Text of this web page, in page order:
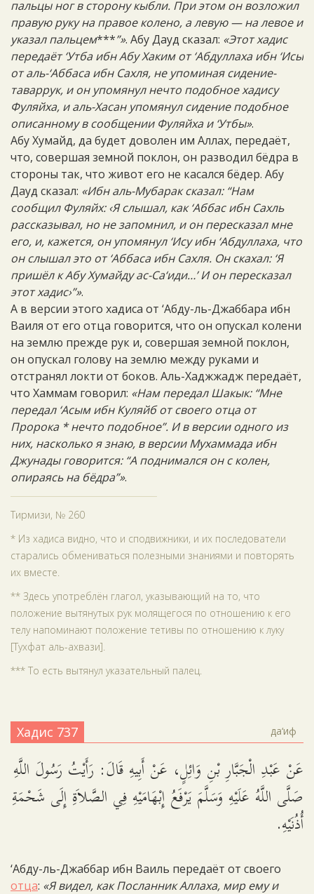
пальцы ног в сторону кыбли. При этом он возложил
правую руку на правое колено, а левую — на левое и
указал пальцем***”». Абу Дауд сказал: «Этот хадис
передаёт ‘Утба ибн Абу Хаким от ‘Абдуллаха ибн ‘Исы
от аль-‘Аббаса ибн Сахля, не упоминая сидение-
таваррук, и он упомянул нечто подобное хадису
Фуляйха, и аль-Хасан упомянул сидение подобное
описанному в сообщении Фуляйха и ‘Утбы».
Абу Хумайд, да будет доволен им Аллах, передаёт,
что, совершая земной поклон, он разводил бёдра в
стороны так, что живот его не касался бёдер. Абу
Дауд сказал: «Ибн аль-Мубарак сказал: “Нам
сообщил Фуляйх: ‹Я слышал, как ‘Аббас ибн Сахль
рассказывал, но не запомнил, и он пересказал мне
его, и, кажется, он упомянул ‘Ису ибн ‘Абдуллаха, что
он слышал это от ‘Аббаса ибн Сахля. Он скахал: ‘Я
пришёл к Абу Хумайду ас-Са‘иди…’ И он пересказал
этот хадис›”».
А в версии этого хадиса от ‘Абду-ль-Джаббара ибн
Ваиля от его отца говорится, что он опускал колени
на землю прежде рук и, совершая земной поклон,
он опускал голову на землю между руками и
отстранял локти от боков. Аль-Хаджжадж передаёт,
что Хаммам говорил: «Нам передал Шакык: “Мне
передал ‘Асым ибн Куляйб от своего отца от
Пророка * нечто подобное”. И в версии одного из
них, насколько я знаю, в версии Мухаммада ибн
Джунады говорится: “А поднимался он с колен,
опираясь на бёдра”».
Тирмизи, № 260
* Из хадиса видно, что и сподвижники, и их последователи
старались обмениваться полезными знаниями и повторять
их вместе.
** Здесь употреблён глагол, указывающий на то, что
положение вытянутых рук молящегося по отношению к его
телу напоминают положение тетивы по отношению к луку
[Тухфат аль-ахвази].
*** То есть вытянул указательный палец.
Хадис 737 да‘иф
عَنْ عَبْدِ الْجَبَّارِ بْنِ وَائِلٍ، عَنْ أَبِيهِ قَالَ: رَأَيْتُ رَسُولَ اللَّهِ
صَلَّى اللَّهُ عَلَيْهِ وَسَلَّمَ يَرْفَعُ إِبْهَامَيْهِ فِي الصَّلاَةِ إِلَى شَحْمَةِ
أُذُنَيْهِ.
‘Абду-ль-Джаббар ибн Ваиль передаёт от своего
отца: «Я видел, как Посланник Аллаха, мир ему и